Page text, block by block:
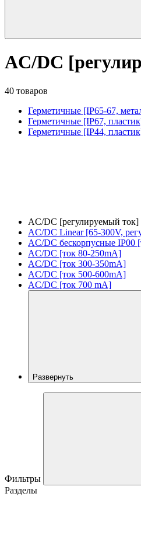
AC/DC
40 товаров
Герметичные [IP65-67,
Герметичные [IP67,
Герметичные [IP44,
AC/DC [регулируемый ток]
AC/DC Linear [65-300V,
AC/DC бескорпусные IP00
AC/DC [ток 80-250mA]
AC/DC [ток 300-350mA]
AC/DC [ток 500-600mA]
AC/DC [ток 700 mA]
Развернуть
Фильтры
Разделы